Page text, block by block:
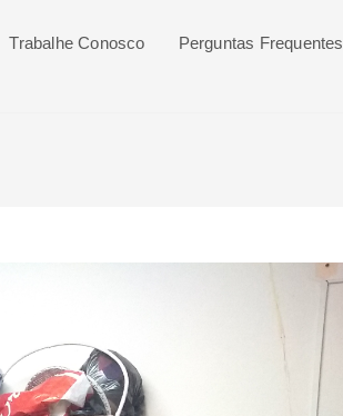
Trabalhe Conosco Perguntas Frequentes